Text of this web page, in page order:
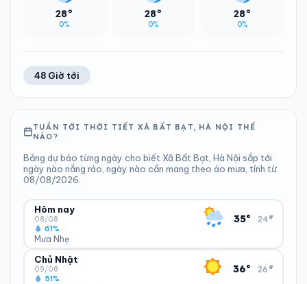
28°
0%
28°
0%
28°
0%
48 Giờ tới
TUẦN TỚI THỜI TIẾT XÃ BẤT BẠT, HÀ NỘI THẾ
NÀO?
Bảng dự báo từng ngày cho biết Xã Bất Bạt, Hà Nội sắp tới
ngày nào nắng ráo, ngày nào cần mang theo áo mưa, tính từ
08/08/2026.
Hôm nay
08/08
Mưa Nhẹ
61%
35° 24°
▾
ĐỘ ẨM
61% 10 km/h
Chủ Nhật
09/08
51%
36° 26°
▾